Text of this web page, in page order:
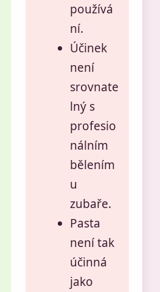
používá
ní.
Účinek
není
srovnate
lný s
profesio
nálním
bělením
u
zubaře.
Pasta
není tak
účinná
jako